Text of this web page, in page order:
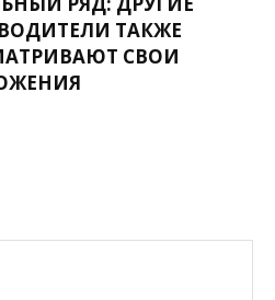
ТАКЖЕ
СВОИ